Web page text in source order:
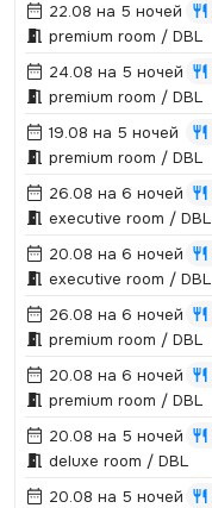
22.08 на 5 ночей
premium room / DBL
24.08 на 5 ночей
premium room / DBL
19.08 на 5 ночей
premium room / DBL
26.08 на 6 ночей
executive room / DBL
20.08 на 6 ночей
executive room / DBL
26.08 на 6 ночей
premium room / DBL
20.08 на 6 ночей
premium room / DBL
20.08 на 5 ночей
deluxe room / DBL
20.08 на 5 ночей